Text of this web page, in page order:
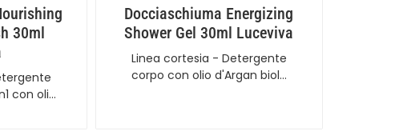
30ml
con oli…
Docciaschiuma Energizing
Shower Gel 30ml Luceviva
Linea cortesia - Detergente
corpo con olio d'Argan biol…